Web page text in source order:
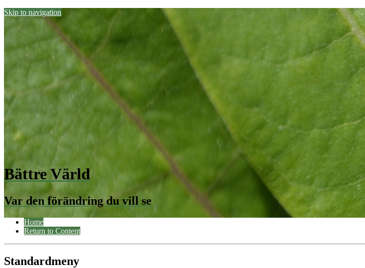
Skip to navigation
Bättre Värld
Var den förändring du vill se
Home
Return to Content
Standardmeny